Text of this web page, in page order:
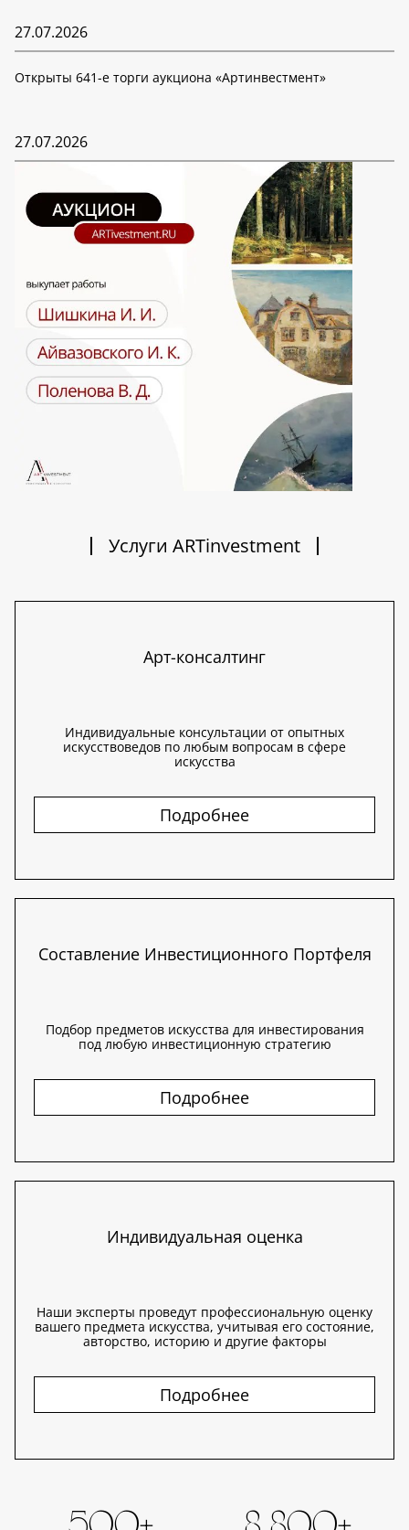
27.07.2026
Открыты 641-е торги аукциона «Артинвестмент»
27.07.2026
Услуги ARTinvestment
Арт-консалтинг
Индивидуальные консультации от опытных
искусствоведов по любым вопросам в сфере
искусства
Подробнее
Составление Инвестиционного Портфеля
Подбор предметов искусства для инвестирования
под любую инвестиционную стратегию
Подробнее
Индивидуальная оценка
Наши эксперты проведут профессиональную оценку
вашего предмета искусства, учитывая его состояние,
авторство, историю и другие факторы
Подробнее